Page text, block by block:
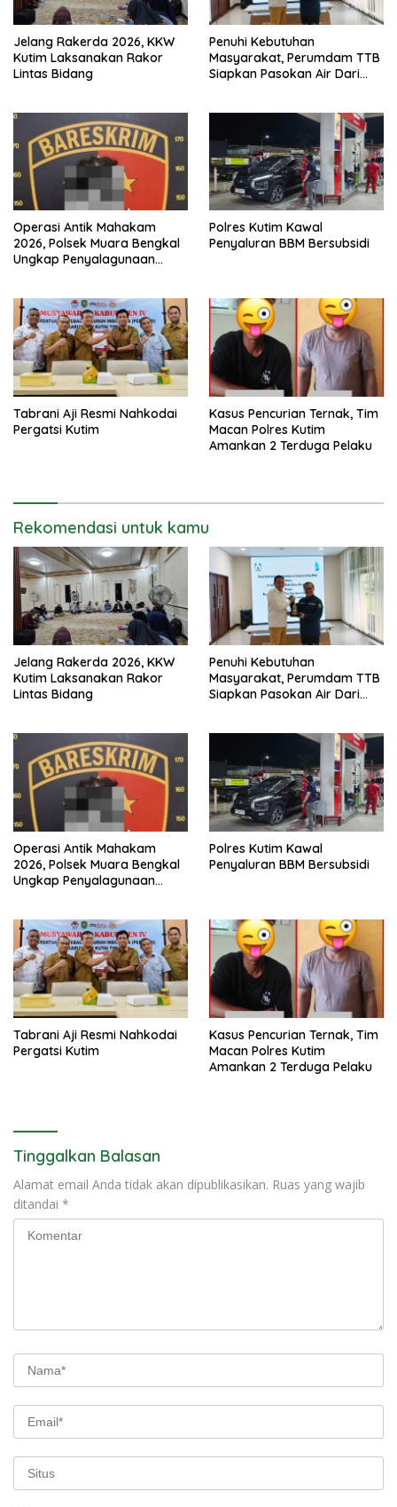
Jelang Rakerda 2026, KKW
Kutim Laksanakan Rakor
Lintas Bidang
Penuhi Kebutuhan
Masyarakat, Perumdam TTB
Siapkan Pasokan Air Dari
Operasi Antik Mahakam
2026, Polsek Muara Bengkal
Ungkap Penyalagunaan
Polres Kutim Kawal
Penyaluran BBM Bersubsidi
Tabrani Aji Resmi Nahkodai
Pergatsi Kutim
Kasus Pencurian Ternak, Tim
Macan Polres Kutim
Amankan 2 Terduga Pelaku
Rekomendasi untuk kamu
Jelang Rakerda 2026, KKW
Kutim Laksanakan Rakor
Lintas Bidang
Penuhi Kebutuhan
Masyarakat, Perumdam TTB
Siapkan Pasokan Air Dari
Operasi Antik Mahakam
2026, Polsek Muara Bengkal
Ungkap Penyalagunaan
Polres Kutim Kawal
Penyaluran BBM Bersubsidi
Tabrani Aji Resmi Nahkodai
Pergatsi Kutim
Kasus Pencurian Ternak, Tim
Macan Polres Kutim
Amankan 2 Terduga Pelaku
Tinggalkan Balasan
Alamat email Anda tidak akan dipublikasikan. Ruas yang wajib
ditandai *